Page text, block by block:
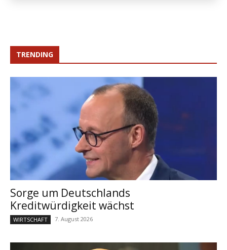
TRENDING
Sorge um Deutschlands
Kreditwürdigkeit wächst
WIRTSCHAFT 7. August 2026